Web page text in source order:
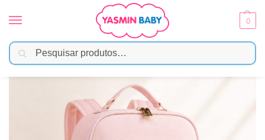
0
Início Enxoval / Bolsas e Mochilas